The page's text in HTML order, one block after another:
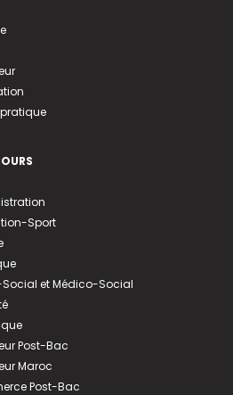
Sport
et Médico-Social
Post-Bac
Maroc
Post-Bac